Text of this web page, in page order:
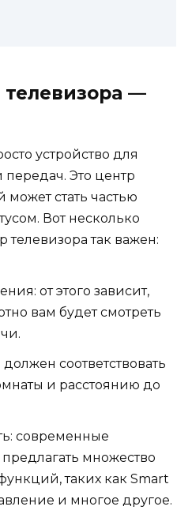
—
устройство для
Это центр
стать частью
Вот несколько
так важен:
от этого зависит,
вам будет смотреть
соответствовать
и расстоянию до
современные
множество
таких как Smart
и многое другое.